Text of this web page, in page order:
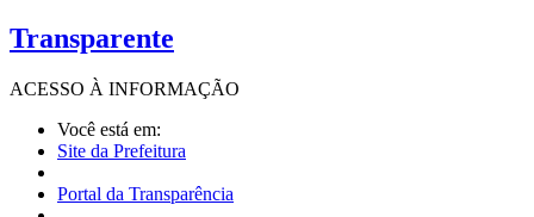
Transparente
ACESSO À INFORMAÇÃO
Você está em:
Site da Prefeitura
Portal da Transparência